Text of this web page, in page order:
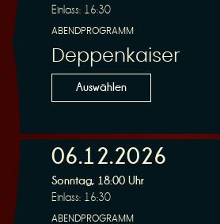
r
v
Einlass: 16:30
ABENDPROGRAMM
Deppenkaiser
Auswählen
06.12.2026
Sonntag, 18:00 Uhr
Einlass: 16:30
ABENDPROGRAMM